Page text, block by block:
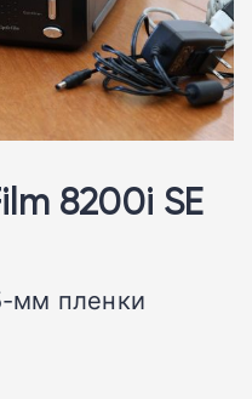
8200i SE
мм пленки